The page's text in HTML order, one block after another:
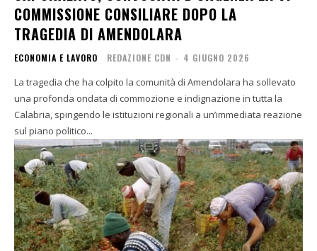
COMMISSIONE CONSILIARE DOPO LA
TRAGEDIA DI AMENDOLARA
ECONOMIA E LAVORO REDAZIONE CDN - 4 GIUGNO 2026
La tragedia che ha colpito la comunità di Amendolara ha sollevato
una profonda ondata di commozione e indignazione in tutta la
Calabria, spingendo le istituzioni regionali a un’immediata reazione
sul piano politico...